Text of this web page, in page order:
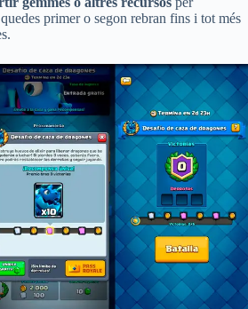
primer o segon rebran fins i tot més